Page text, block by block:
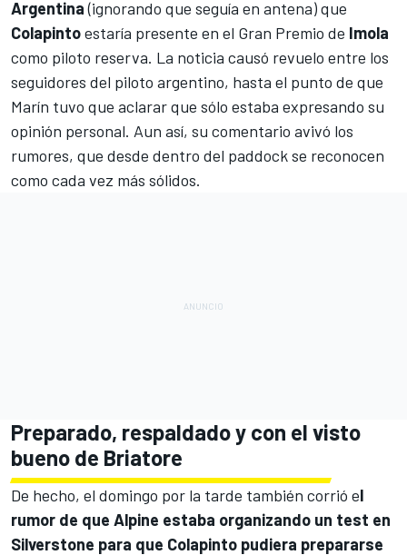
Argentina(ignorando que seguía en antena) que
Colapintoestaría presente en el Gran Premio de Imola
como piloto reserva. La noticia causó revuelo entre los
seguidores del piloto argentino, hasta el punto de que
Marín tuvo que aclarar que sólo estaba expresando su
opinión personal. Aun así, su comentario avivó los
rumores, que desde dentro del paddock se reconocen
como cada vez más sólidos.
Preparado, respaldado y con el visto
bueno de Briatore
De hecho, el domingo por la tarde también corrió el
rumor de que Alpine estaba organizando un test en
Silverstone para que Colapinto pudiera prepararse